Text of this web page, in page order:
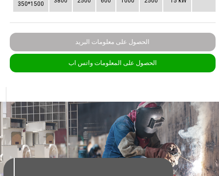
350*1500
الحصول على معلومات البريد
الحصول على المعلومات واتس اب